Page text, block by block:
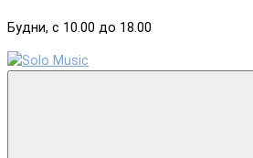
Будни, с 10.00 до 18.00